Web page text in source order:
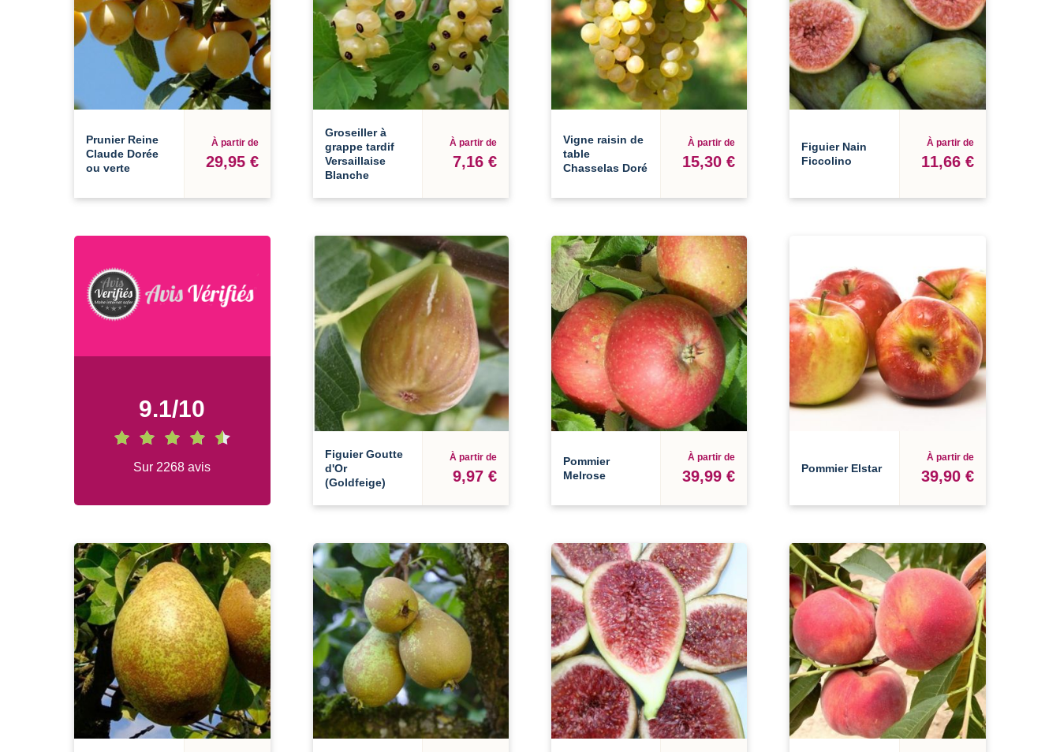
Prunier Reine
Claude Dorée
ou verte
À partir de
29,95 €
Groseiller à
grappe tardif
Versaillaise
Blanche
À partir de
7,16 €
Vigne raisin de
table
Chasselas Doré
À partir de
15,30 €
Figuier Nain
Ficcolino
À partir de
11,66 €
9.1/10
Sur 2268 avis
Figuier Goutte
d'Or
(Goldfeige)
À partir de
9,97 €
Pommier
Melrose
À partir de
39,99 € Pommier Elstar
À partir de
39,90 €